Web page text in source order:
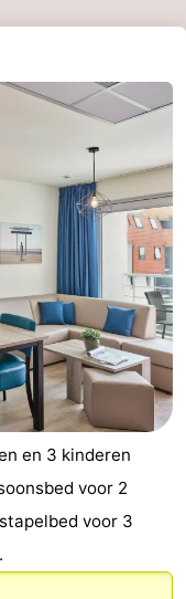
en 3 kinderen
voor 2
voor 3